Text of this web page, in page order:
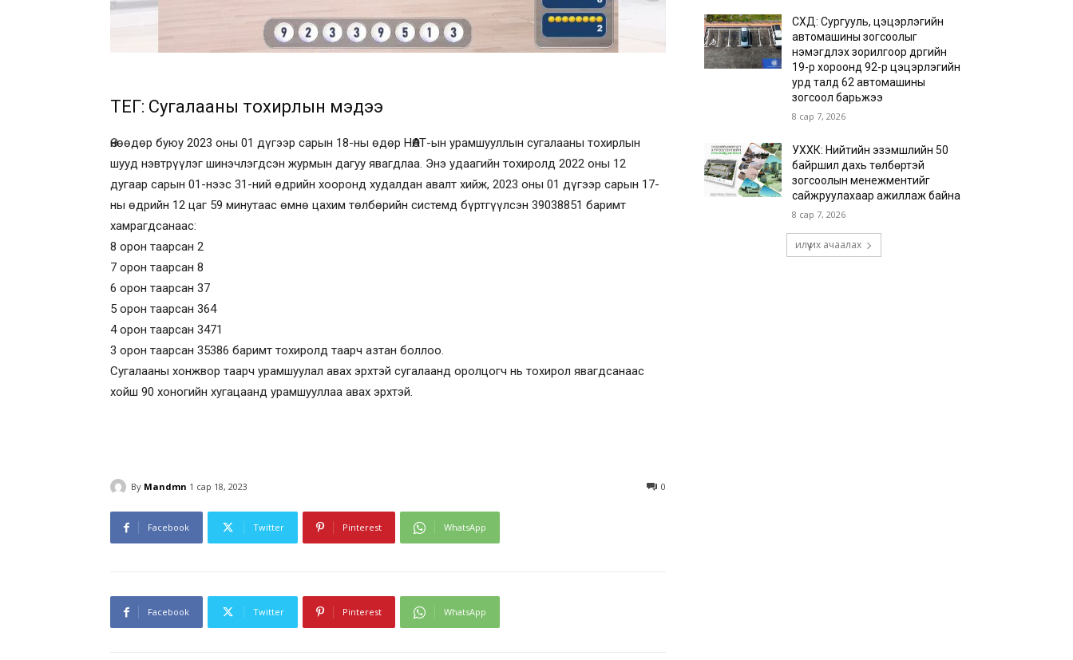
ТЕГ: Сугалааны тохирлын мэдээ
Өнөөдөр буюу 2023 оны 01 дүгээр сарын 18-ны өдөр НӨАТ-ын урамшууллын сугалааны тохирлын
шууд нэвтрүүлэг шинэчлэгдсэн журмын дагуу явагдлаа. Энэ удаагийн тохиролд 2022 оны 12
дугаар сарын 01-нээс 31-ний өдрийн хооронд худалдан авалт хийж, 2023 оны 01 дүгээр сарын 17-
ны өдрийн 12 цаг 59 минутаас өмнө цахим төлбөрийн системд бүртгүүлсэн 39038851 баримт
хамрагдсанаас:
8 орон таарсан 2
7 орон таарсан 8
6 орон таарсан 37
5 орон таарсан 364
4 орон таарсан 3471
3 орон таарсан 35386 баримт тохиролд таарч азтан боллоо.
Сугалааны хонжвор таарч урамшуулал авах эрхтэй сугалаанд оролцогч нь тохирол явагдсанаас
хойш 90 хоногийн хугацаанд урамшууллаа авах эрхтэй.
By Mandmn 1 сар 18, 2023 0
Facebook Twitter Pinterest WhatsApp
Facebook Twitter Pinterest WhatsApp
СХД: Сургууль, цэцэрлэгийн
автомашины зогсоолыг
нэмэгдүүлэх зорилгоор дүүргийн
19-р хороонд 92-р цэцэрлэгийн
урд талд 62 автомашины
зогсоол барьжээ
8 сар 7, 2026
УХХК: Нийтийн эзэмшлийн 50
байршил дахь төлбөртэй
зогсоолын менежментийг
сайжруулахаар ажиллаж байна
8 сар 7, 2026
илүү их ачаалах